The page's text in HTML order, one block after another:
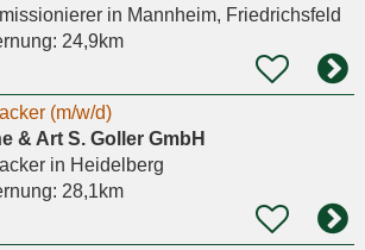
in Mannheim, Friedrichsfeld
24,9km
(m/w/d)
& Art S. Goller GmbH
in Heidelberg
28,1km